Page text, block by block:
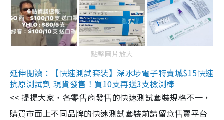
點擊圖片放大
延伸閱讀：【快速測試套裝】深水埗電子特賣城$15快速
抗原測試劑 現貨發售！買10支再送3支檢測棒
<< 提提大家，各零售商發售的快速測試套裝規格不一，
購買市面上不同品牌的快速測試套裝前請留意售賣平台